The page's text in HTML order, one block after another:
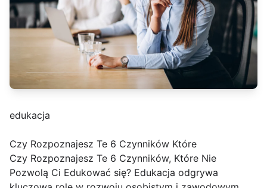
edukacja
Czy Rozpoznajesz Te 6 Czynników Które
Czy Rozpoznajesz Te 6 Czynników, Które Nie
Pozwolą Ci Edukować się? Edukacja odgrywa